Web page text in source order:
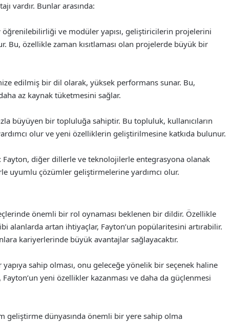
vardır. Bunlar arasında:
ve modüler yapısı, geliştiricilerin projelerini
Bu, özellikle zaman kısıtlaması olan projelerde büyük bir
edilmiş bir dil olarak, yüksek performans sunar. Bu,
az kaynak tüketmesini sağlar.
büyüyen bir topluluğa sahiptir. Bu topluluk, kullanıcıların
olur ve yeni özelliklerin geliştirilmesine katkıda bulunur.
diğer dillerle ve teknolojilerle entegrasyona olanak
uyumlu çözümler geliştirmelerine yardımcı olur.
önemli bir rol oynaması beklenen bir dildir. Özellikle
alanlarda artan ihtiyaçlar, Fayton’un popülaritesini artırabilir.
kariyerlerinde büyük avantajlar sağlayacaktır.
sahip olması, onu geleceğe yönelik bir seçenek haline
yeni özellikler kazanması ve daha da güçlenmesi
geliştirme dünyasında önemli bir yere sahip olma